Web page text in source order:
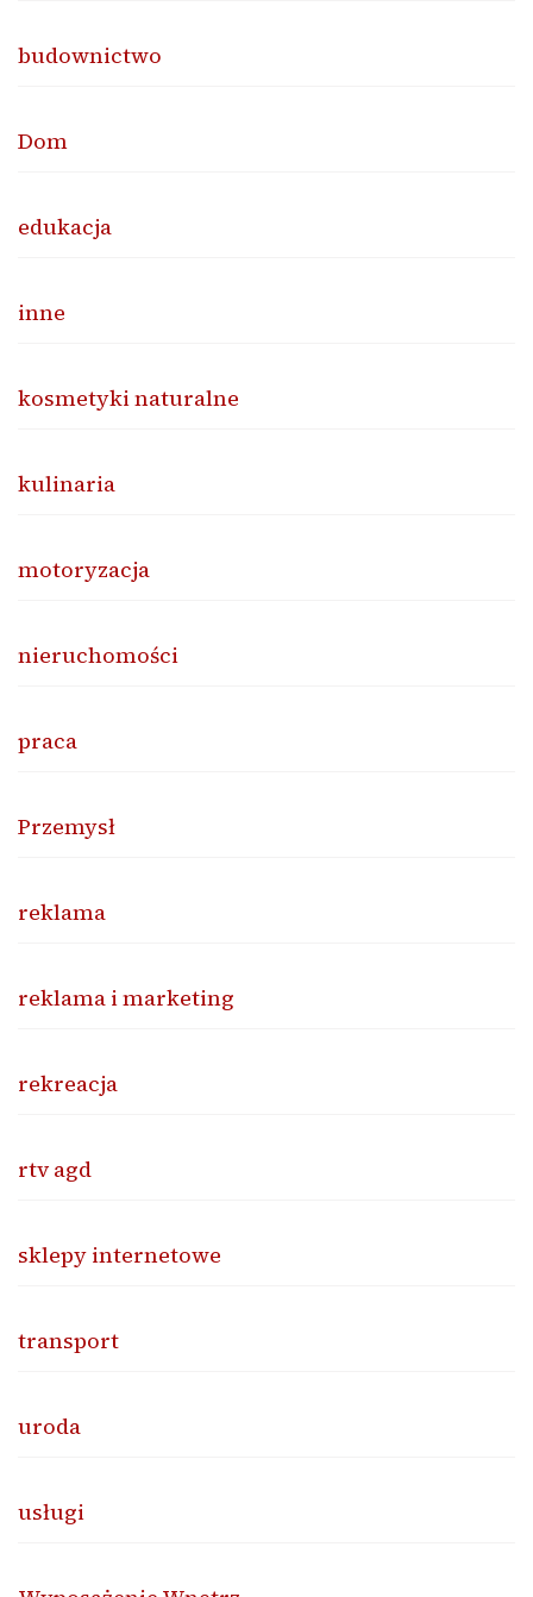
budownictwo
Dom
edukacja
inne
kosmetyki naturalne
kulinaria
motoryzacja
nieruchomości
praca
Przemysł
reklama
reklama i marketing
rekreacja
rtv agd
sklepy internetowe
transport
uroda
usługi